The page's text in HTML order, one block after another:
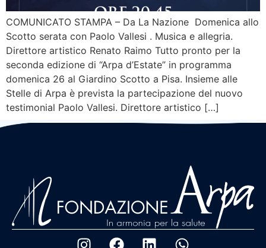
COMUNICATO STAMPA – Da La Nazione Domenica allo
Scotto serata con Paolo Vallesi . Musica e allegria.
Direttore artistico Renato Raimo Tutto pronto per la
seconda edizione di “Arpa d’Estate” in programma
domenica 26 al Giardino Scotto a Pisa. Insieme alle
Stelle di Arpa è prevista la partecipazione del nuovo
testimonial Paolo Vallesi. Direttore artistico […]